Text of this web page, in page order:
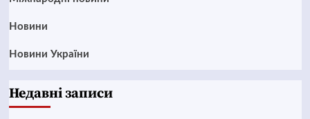
Новини
Новини України
Недавні записи